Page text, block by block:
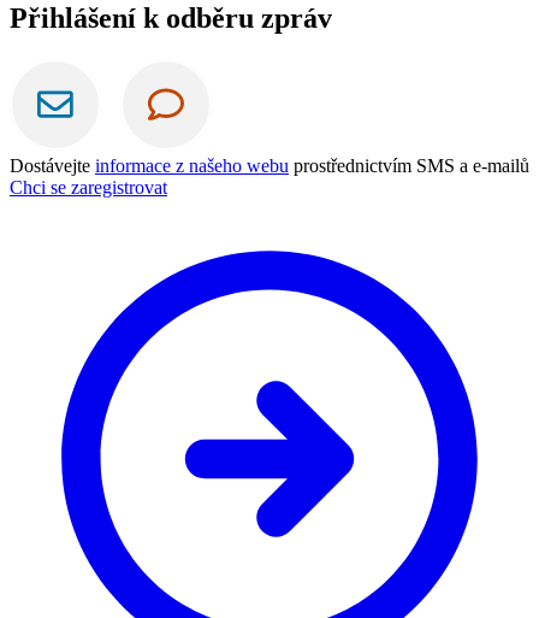
Přihlášení k odběru zpráv
Dostávejte informace z našeho webu prostřednictvím SMS a e-mailů
Chci se zaregistrovat